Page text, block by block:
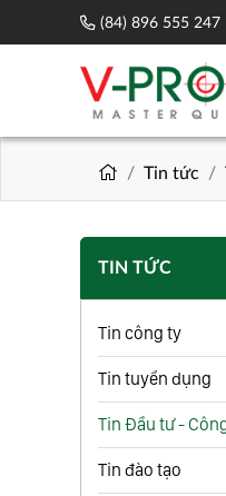
(84) 896 555 247
Tin tức
TIN TỨC
Tin công ty
Tin tuyển dụng
Tin Đầu tư -
Tin đào tạo